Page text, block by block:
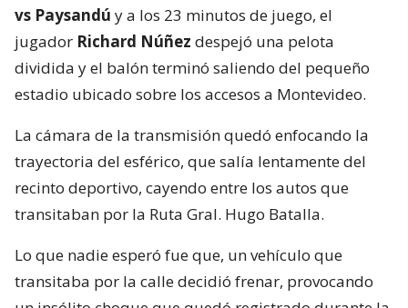
vs Paysandú y a los 23 minutos de juego, el
jugador Richard Núñez despejó una pelota
dividida y el balón terminó saliendo del pequeño
estadio ubicado sobre los accesos a Montevideo.
La cámara de la transmisión quedó enfocando la
trayectoria del esférico, que salía lentamente del
recinto deportivo, cayendo entre los autos que
transitaban por la Ruta Gral. Hugo Batalla.
Lo que nadie esperó fue que, un vehículo que
transitaba por la calle decidió frenar, provocando